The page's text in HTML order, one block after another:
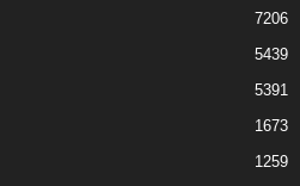
7206
5439
5391
1673
1259